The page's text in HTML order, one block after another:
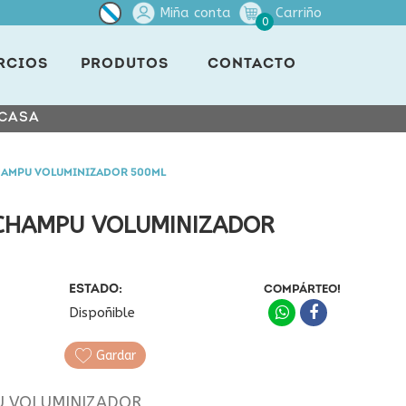
Miña conta
0
Carriño
PRODUTOS CONTACTO
VOLUMINIZADOR 500ML
VOLUMINIZADOR
ESTADO:
Dispoñible
COMPÁRTEO!
Gardar